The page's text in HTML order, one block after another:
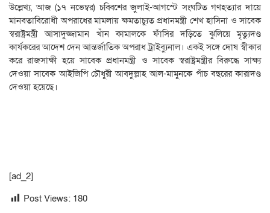
উল্লেখ্য, আজ (১৭ নভেম্বর) চব্বিশের জুলাই-আগস্টে সংঘটিত গণহত্যার দায়ে
মানবতাবিরোধী অপরাধের মামলায় ক্ষমতাচ্যুত প্রধানমন্ত্রী শেখ হাসিনা ও সাবেক
স্বরাষ্ট্রমন্ত্রী আসাদুজ্জামান খাঁন কামালকে ফাঁসির দড়িতে ঝুলিয়ে মৃত্যুদণ্ড
কার্যকরের আদেশ দেন আন্তর্জাতিক অপরাধ ট্রাইব্যুনাল। একই সঙ্গে দোষ স্বীকার
করে রাজসাক্ষী হয়ে সাবেক প্রধানমন্ত্রী ও সাবেক স্বরাষ্ট্রমন্ত্রীর বিরুদ্ধে সাক্ষ্য
দেওয়া সাবেক আইজিপি চৌধুরী আবদুল্লাহ আল-মামুনকে পাঁচ বছরের কারাদণ্ড
দেওয়া হয়েছে।
[ad_2]
Post Views: 180